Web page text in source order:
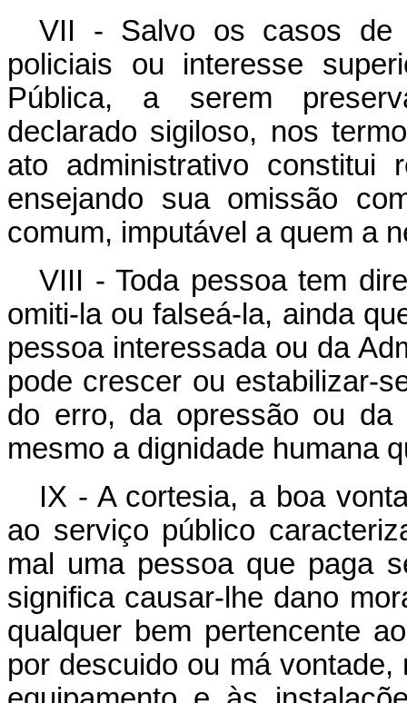
VII - Salvo os casos de
policiais ou interesse
Pública, a serem
declarado sigiloso, nos
ato administrativo constitui
ensejando sua omissão
comum, imputável a quem a
VIII - Toda pessoa tem
omiti-la ou falseá-la, ainda
pessoa interessada ou da
pode crescer ou estabilizar-
do erro, da opressão ou da
mesmo a dignidade humana
IX - A cortesia, a boa
ao serviço público
mal uma pessoa que paga
significa causar-lhe dano
qualquer bem pertencente
por descuido ou má